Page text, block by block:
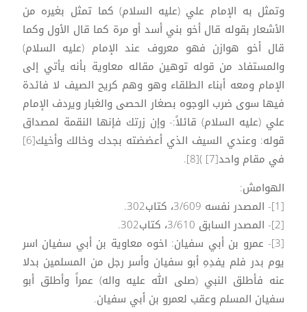
وتمثل به الإمام علي (عليه السلام) كما تمثل بغيره من
الأشعار بقوله قال أخو بني أسد أو مرة كما قال الأول وكما
قال أخو هوازن فهو معروف عند الإمام (عليه السلام)
والمستفاد من قوله توهين مقاله معاوية بأنه يأتي إلى
الإمام ومعه أبناء الطلقاء وهو وهم كريح الصيف لا فائدة
فيها سوى ضرب الوجوه بصغار الحصى والغبار ويردف الإمام
علي (عليه السلام) قائلاً:- وإن زرتك فإنها النقمة لمصداق
قوله: وعندي السيف الذي أعضضته بجدك وخالك وأخيك[6]
في مقام واحد[7] )[8].
الهوامش:
[1]- المصدر نفسه 3/609، كتاب302.
[2]- المصدر السابق 3/610، كتاب302.
[3]- عمرو بن أبي سفيان: اخوه معاوية بن أبي سفيان اسر
يوم بدر فلم يفدِهِ أبو سفيان وأسر رجل من المسلمين بدلا
عنه فأطلق النبي (صلى الله عليه واله) عمراً وأطلق أبو
سفيان المسلم وعقب لعمرو بن أبي سفيان.